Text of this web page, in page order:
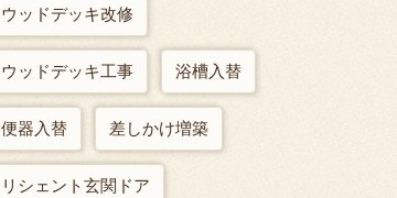
ウッドデッキ改修
ウッドデッキ工事 浴槽入替
便器入替 差しかけ増築
リシェント玄関ドア